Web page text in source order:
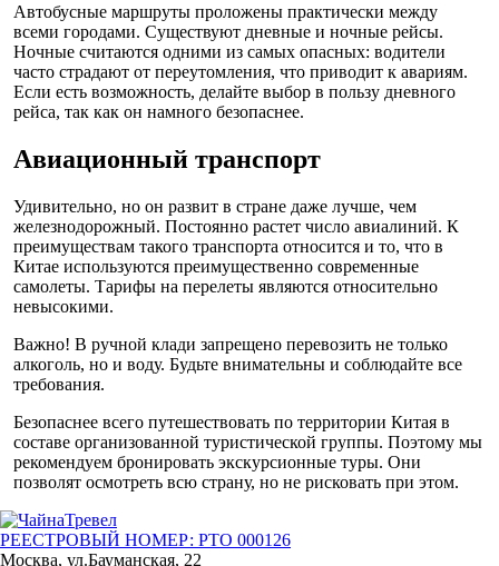
Автобусные маршруты проложены практически между
всеми городами. Существуют дневные и ночные рейсы.
Ночные считаются одними из самых опасных: водители
часто страдают от переутомления, что приводит к авариям.
Если есть возможность, делайте выбор в пользу дневного
рейса, так как он намного безопаснее.
Авиационный транспорт
Удивительно, но он развит в стране даже лучше, чем
железнодорожный. Постоянно растет число авиалиний. К
преимуществам такого транспорта относится и то, что в
Китае используются преимущественно современные
самолеты. Тарифы на перелеты являются относительно
невысокими.
Важно! В ручной клади запрещено перевозить не только
алкоголь, но и воду. Будьте внимательны и соблюдайте все
требования.
Безопаснее всего путешествовать по территории Китая в
составе организованной туристической группы. Поэтому мы
рекомендуем бронировать экскурсионные туры. Они
позволят осмотреть всю страну, но не рисковать при этом.
РЕЕСТРОВЫЙ НОМЕР: РТО 000126
Москва, ул.Бауманская, 22